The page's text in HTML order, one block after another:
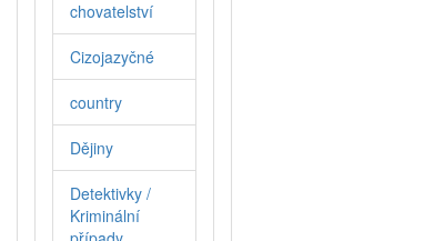
chovatelství
Cizojazyčné
country
Dějiny
Detektivky /
Kriminální